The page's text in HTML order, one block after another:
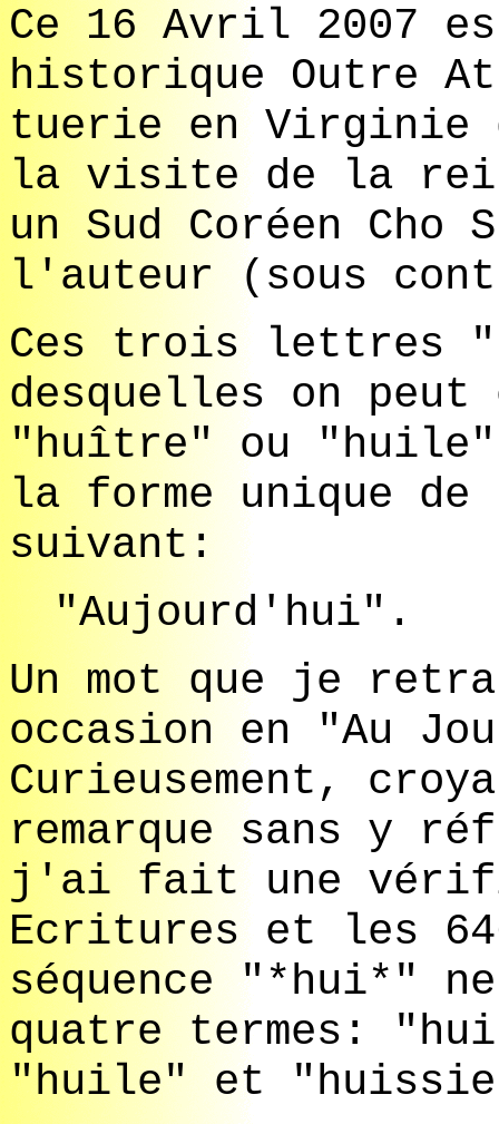
Ce 16 Avril 2007
historique Outre
tuerie en Virginie
la visite de la
un Sud Coréen
l'auteur (sous
Ces trois lettres
desquelles on
"huître" ou "huile"
la forme unique
suivant:
"Aujourd'hui".
Un mot que je
occasion en "Au
Curieusement,
remarque sans y
j'ai fait une
Ecritures et les
séquence "*hui*"
quatre termes:
"huile" et